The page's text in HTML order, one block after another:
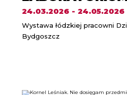
24.03.2026 - 24.05.2026
Wystawa łódzkiej pracowni
Bydgoszcz